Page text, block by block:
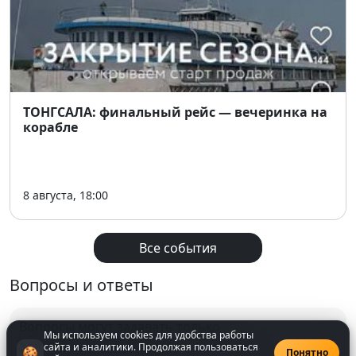
Пиши «+» и получай приглашение, успей
забронировать билет!
🌐 Instagram:intervallum.novosibirsk
ТОНГСАЛА: финальный рейс — вечеринка на
корабле
8 августа, 18:00
Все события
Вопросы и ответы
Вопросы могут задавать только
зарегистрированнныепользователи
Мы используем cookies для удобства работы
сайта и аналитики. Продолжая пользоваться
Понятно